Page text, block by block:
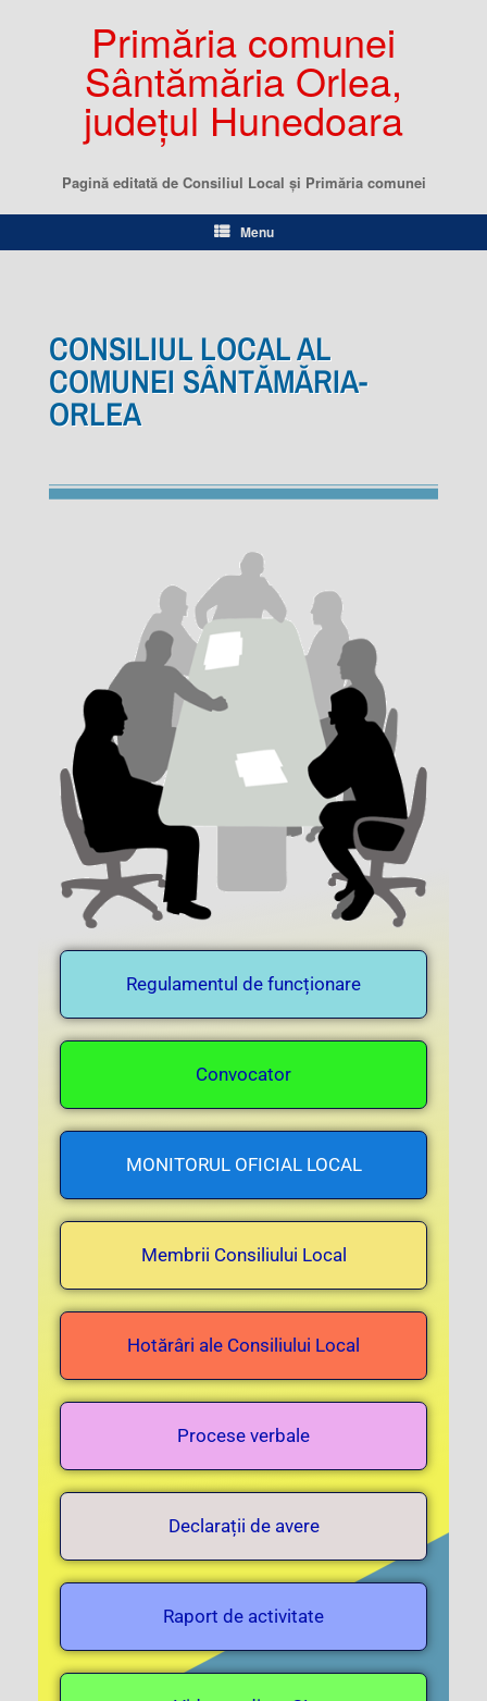
Primăria comunei
Sântămăria Orlea,
județul Hunedoara
Pagină editată de Consiliul Local şi Primăria comunei
Menu
CONSILIUL LOCAL AL
COMUNEI SÂNTĂMĂRIA-
ORLEA
Regulamentul de funcționare
Convocator
MONITORUL OFICIAL LOCAL
Membrii Consiliului Local
Hotărâri ale Consiliului Local
Procese verbale
Declarații de avere
Raport de activitate